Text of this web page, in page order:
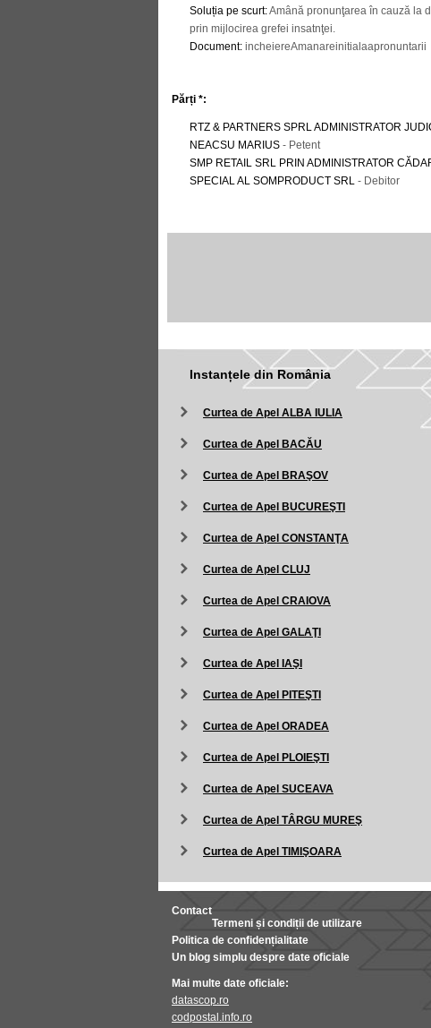
Soluția pe scurt:Amână pronunţarea în cauză la
prin mijlocirea grefei insatnţei.
Document: incheiereAmanareinitialaapronuntarii
Părți *:
RTZ & PARTNERS SPRL ADMINISTRATOR
NEACSU MARIUS - Petent
SMP RETAIL SRL PRIN ADMINISTRATOR
SPECIAL AL SOMPRODUCT SRL - Debitor
Instanțele din România
Curtea de Apel ALBA IULIA
Curtea de Apel BACĂU
Curtea de Apel BRAŞOV
Curtea de Apel BUCUREŞTI
Curtea de Apel CONSTANŢA
Curtea de Apel CLUJ
Curtea de Apel CRAIOVA
Curtea de Apel GALAŢI
Curtea de Apel IAŞI
Curtea de Apel PITEŞTI
Curtea de Apel ORADEA
Curtea de Apel PLOIEŞTI
Curtea de Apel SUCEAVA
Curtea de Apel TÂRGU MUREŞ
Curtea de Apel TIMIŞOARA
Contact
Termeni și condiții de utilizare
Politica de confidențialitate
Un blog simplu despre date oficiale
Mai multe date oficiale:
datascop.ro
codpostal.info.ro